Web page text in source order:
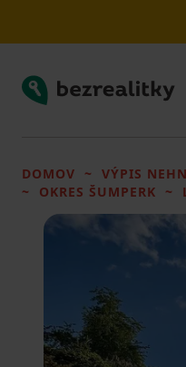
Bezrealitky
DOMOV VÝPIS
OKRES ŠUMPERK